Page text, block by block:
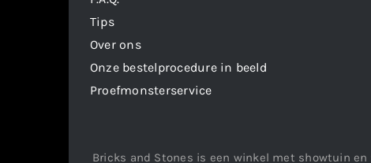
Tips
Over ons
Onze bestelprocedure in beeld
Proefmonsterservice
Bricks and Stones is een winkel met showtuin